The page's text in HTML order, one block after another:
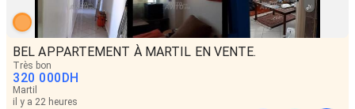
BEL APPARTEMENT À MARTIL EN VENTE.
Très bon
320 000 DH
Martil
il y a 22 heures